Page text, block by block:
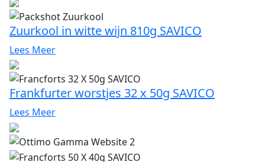
Zuurkool in witte wijn 810g SAVICO
Lees Meer
Frankfurter worstjes 32 x 50g SAVICO
Lees Meer